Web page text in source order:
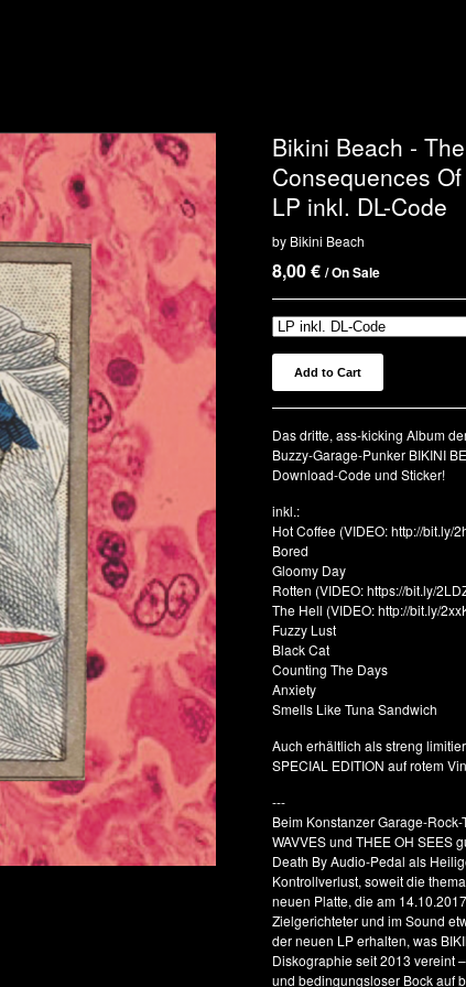
Bikini Beach -
Consequences
LP inkl. DL-Code
by Bikini Beach
8,00€ / On Sale
Add to Cart
Das dritte, ass-kicking Album
Buzzy-Garage-Punker BIKINI
Download-Code und Sticker!
inkl.:
Hot Coffee (VIDEO: http://bit.ly/
Bored
Gloomy Day
Rotten (VIDEO: https://bit.ly/
The Hell (VIDEO: http://bit.ly/
Fuzzy Lust
Black Cat
Counting The Days
Anxiety
Smells Like Tuna Sandwich
Auch erhältlich als streng
SPECIAL EDITION auf rotem
---
Beim Konstanzer Garage-
WAVVES und THEE OH SEES
Death By Audio-Pedal als
Kontrollverlust, soweit die
neuen Platte, die am
Zielgerichteter und im Sound
der neuen LP erhalten, was
Diskographie seit 2013 vereint
und bedingungsloser Bock auf